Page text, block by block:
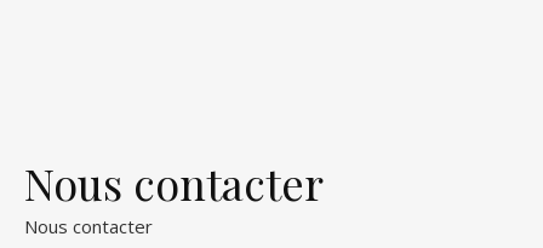
Nous contacter
Nous contacter